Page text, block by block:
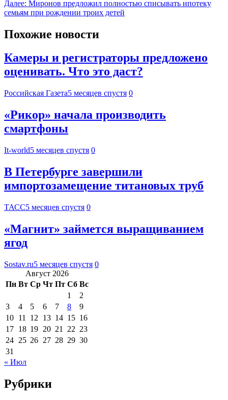
Далее: Миронов предложил полностью списывать ипотеку
семьям при рождении троих детей
Похожие новости
Камеры и регистраторы предложено
оценивать. Что это даст?
Российская Газета5 месяцев спустя 0
«Рикор» начала производить
смартфоны
It-world5 месяцев спустя 0
В Петербурге завершили
импортозамещение титановых труб
ТАСС5 месяцев спустя 0
«Магнит» займется выращиванием
ягод
Sostav.ru5 месяцев спустя 0
Август 2026
Пн Вт Ср Чт Пт Сб Вс
1
2
3
4 5 6 7 8
9
10 11 12 13 14 15 16
17 18 19 20 21 22 23
24 25 26 27 28 29 30
31
« Июл
Рубрики